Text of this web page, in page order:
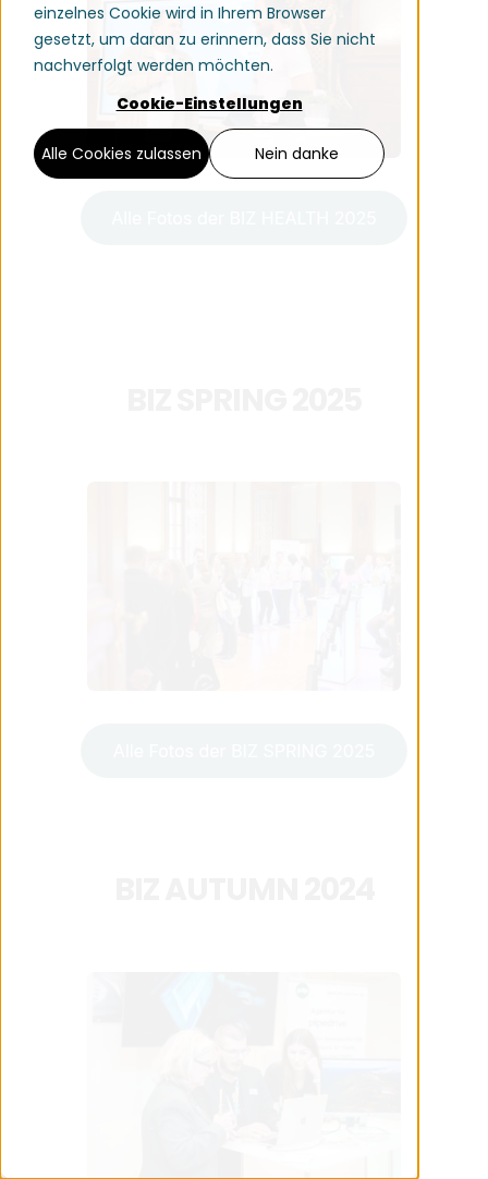
einzelnes Cookie wird in Ihrem Browser
gesetzt, um daran zu erinnern, dass Sie nicht
nachverfolgt werden möchten.
Cookie-Einstellungen
Alle Cookies zulassen Nein danke